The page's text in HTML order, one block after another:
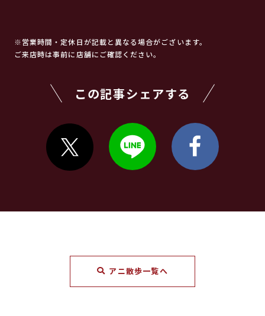
※営業時間・定休日が記載と異なる場合がございます。
ご来店時は事前に店舗にご確認ください。
この記事シェアする
アニ散歩一覧へ